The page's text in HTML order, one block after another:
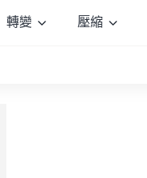
轉變 壓縮